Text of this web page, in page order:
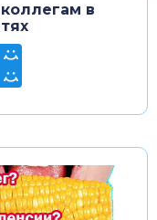
в